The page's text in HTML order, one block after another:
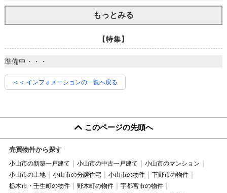
もっとみる
【特集】
準備中・・・
＜＜ インフォメーションの一覧へ戻る
このページの先頭へ
売買物件から探す
小山市の新築一戸建て 小山市の中古一戸建て
小山市のマンション
小山市の土地
小山市の分譲住宅 小山市の物件
下野市の物件
栃木市・壬生町の物件
野木町の物件
宇都宮市の物件